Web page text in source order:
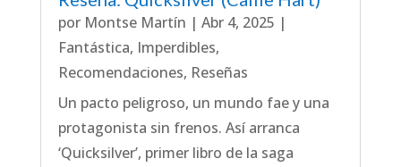
por Montse Martín | Abr 4, 2025 |
Fantástica, Imperdibles,
Recomendaciones, Reseñas
Un pacto peligroso, un mundo fae y una
protagonista sin frenos. Así arranca
‘Quicksilver’, primer libro de la saga